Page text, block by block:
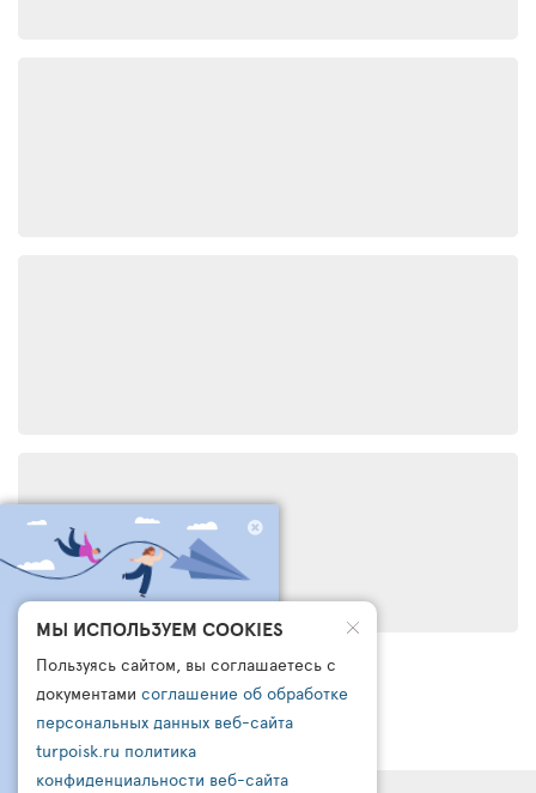
ЧТО БРОНИРУЮТ
ДРУГИЕ СЕГОДНЯ?
ПОДПИШИСЬ НА НАШ
КАНАЛ В ТЕЛЕГРАМ
Узнайте:
- Что чаще всего бронируют другие
МЫ ИСПОЛЬЗУЕМ COOKIES
Пользуясь сайтом, вы соглашаетесь с
документами соглашение об обработке
персональных данных веб-сайта
turpoisk.ru политика
конфиденциальности веб-сайта